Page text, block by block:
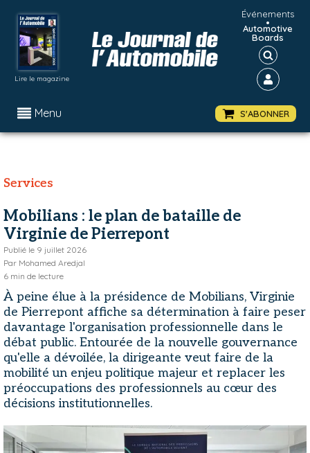
Lire le magazine
Événements
•
Automotive
Boards
Menu S'ABONNER
Services
Mobilians : le plan de bataille de
Virginie de Pierrepont
Publié le 9 juillet 2026
Par Mohamed Aredjal
6 min de lecture
À peine élue à la présidence de Mobilians, Virginie
de Pierrepont affiche sa détermination à faire peser
davantage l'organisation professionnelle dans le
débat public. Entourée de la nouvelle gouvernance
qu'elle a dévoilée, la dirigeante veut faire de la
mobilité un enjeu politique majeur et replacer les
préoccupations des professionnels au cœur des
décisions institutionnelles.